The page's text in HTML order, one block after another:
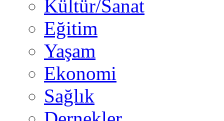
Kültür/Sanat
Eğitim
Yaşam
Ekonomi
Sağlık